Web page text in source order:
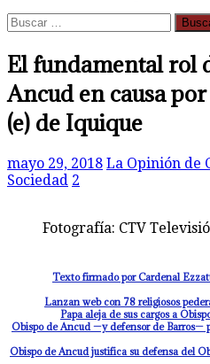
Buscar:
El fundamental rol
Ancud en causa
(e) de Iquique
mayo 29, 2018 La Opinión de
Sociedad 2
Fotografía: CTV
Texto firmado por Cardenal
Lanzan web con 78 religiosos
Papa aleja de sus cargos a
Obispo de Ancud —y defensor de Barros—
Obispo de Ancud justifica su defensa del